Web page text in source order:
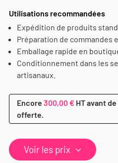
Utilisations recommandées
Expédition de produits
Préparation de commandes
Emballage rapide en
Conditionnement dans les
artisanaux.
Encore 300,00 € HT avant
offerte.
Voir les prix